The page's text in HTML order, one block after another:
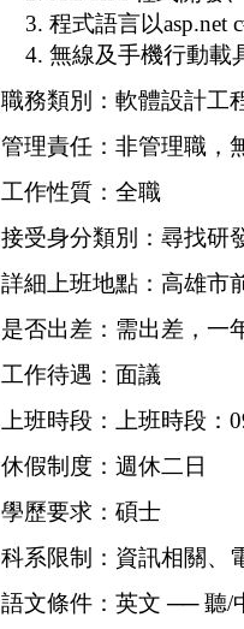
程式語言以asp.net
無線及手機行動載
職務類別：軟體設計工
管理責任：非管理職，
工作性質：全職
接受身分類別：尋找研
詳細上班地點：高雄市
是否出差：需出差，一
工作待遇：面議
上班時段：上班時段：
休假制度：週休二日
學歷要求：碩士
科系限制：資訊相關、
語文條件：英文 ── 聽/